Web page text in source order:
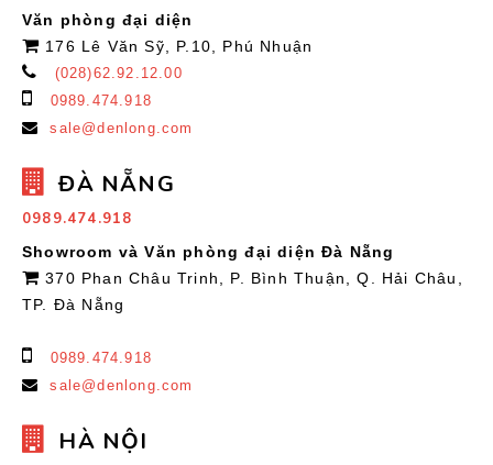
Văn phòng đại diện
176 Lê Văn Sỹ, P.10, Phú Nhuận
(028)62.92.12.00
0989.474.918
sale@denlong.com
ĐÀ NẴNG
0989.474.918
Showroom và Văn phòng đại diện Đà Nẵng
370 Phan Châu Trinh, P. Bình Thuận, Q. Hải Châu,
TP. Đà Nẵng
0989.474.918
sale@denlong.com
HÀ NỘI